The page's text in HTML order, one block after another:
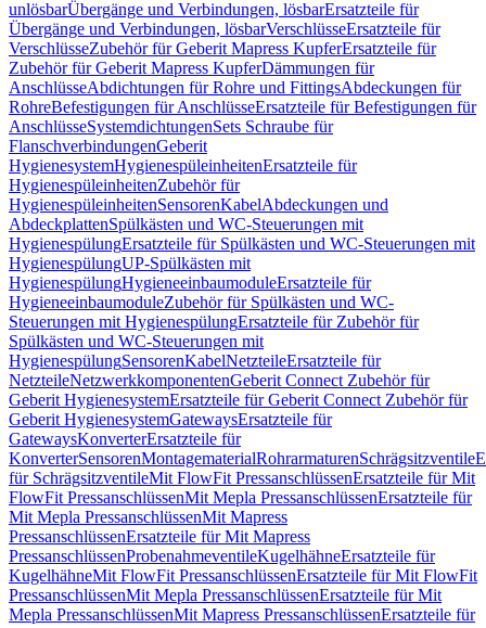
unlösbarÜbergänge und Verbindungen, lösbarErsatzteile für
Übergänge und Verbindungen, lösbarVerschlüsseErsatzteile für
VerschlüsseZubehör für Geberit Mapress KupferErsatzteile für
Zubehör für Geberit Mapress KupferDämmungen für
AnschlüsseAbdichtungen für Rohre und FittingsAbdeckungen für
RohreBefestigungen für AnschlüsseErsatzteile für Befestigungen für
AnschlüsseSystemdichtungenSets Schraube für
FlanschverbindungenGeberit
HygienesystemHygienespüleinheitenErsatzteile für
HygienespüleinheitenZubehör für
HygienespüleinheitenSensorenKabelAbdeckungen und
AbdeckplattenSpülkästen und WC-Steuerungen mit
HygienespülungErsatzteile für Spülkästen und WC-Steuerungen mit
HygienespülungUP-Spülkästen mit
HygienespülungHygieneeinbaumoduleErsatzteile für
HygieneeinbaumoduleZubehör für Spülkästen und WC-
Steuerungen mit HygienespülungErsatzteile für Zubehör für
Spülkästen und WC-Steuerungen mit
HygienespülungSensorenKabelNetzteileErsatzteile für
NetzteileNetzwerkkomponentenGeberit Connect Zubehör für
Geberit HygienesystemErsatzteile für Geberit Connect Zubehör für
Geberit HygienesystemGatewaysErsatzteile für
GatewaysKonverterErsatzteile für
KonverterSensorenMontagematerialRohrarmaturenSchrägsitzventile
für SchrägsitzventileMit FlowFit PressanschlüssenErsatzteile für Mit
FlowFit PressanschlüssenMit Mepla PressanschlüssenErsatzteile für
Mit Mepla PressanschlüssenMit Mapress
PressanschlüssenErsatzteile für Mit Mapress
PressanschlüssenProbenahmeventileKugelhähneErsatzteile für
KugelhähneMit FlowFit PressanschlüssenErsatzteile für Mit FlowFit
PressanschlüssenMit Mepla PressanschlüssenErsatzteile für Mit
Mepla PressanschlüssenMit Mapress PressanschlüssenErsatzteile für